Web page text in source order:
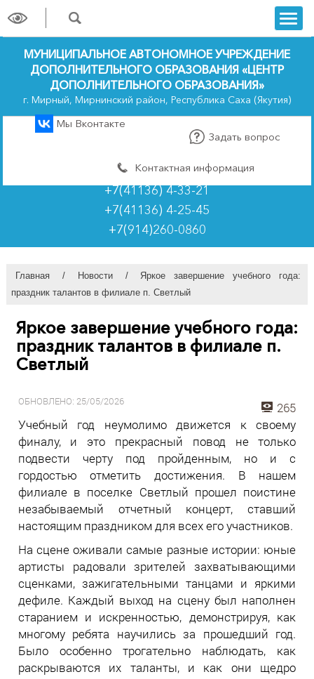
trk
МУНИЦИПАЛЬНОЕ АВТОНОМНОЕ УЧРЕЖДЕНИЕ
ДОПОЛНИТЕЛЬНОГО ОБРАЗОВАНИЯ «ЦЕНТР
ДОПОЛНИТЕЛЬНОГО ОБРАЗОВАНИЯ»
г. Мирный, Мирнинский район, Республика Саха (Якутия)
Мы Вконтакте
Задать вопрос
Контактная информация
+7(41136) 4-33-21
+7(41136) 4-25-45
+7(914)260-0860
Главная / Новости /
Яркое завершение учебного года:
праздник талантов в филиале п. Светлый
Яркое завершение учебного года:
праздник талантов в филиале п.
Светлый
ОБНОВЛЕНО: 25/05/2026
265
Учебный год неумолимо движется к своему
финалу, и это прекрасный повод не только
подвести черту под пройденным, но и с
гордостью отметить достижения. В нашем
филиале в поселке Светлый прошел поистине
незабываемый отчетный концерт, ставший
настоящим праздником для всех его участников.
На сцене оживали самые разные истории: юные
артисты радовали зрителей захватывающими
сценками, зажигательными танцами и яркими
дефиле. Каждый выход на сцену был наполнен
старанием и искренностью, демонстрируя, как
многому ребята научились за прошедший год.
Было особенно трогательно наблюдать, как
раскрываются их таланты, и как они щедро